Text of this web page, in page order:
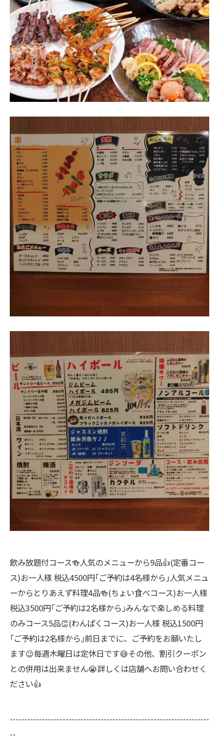
飲み放題付コース🍻人気のメニューから9品👍(定番コー
ス)お一人様 税込4500円｢ご予約は4名様から｣人気メニュ
ーからとりあえず料理4品🍻(ちょい食べコース)お一人様
税込3500円｢ご予約は2名様から｣みんなで楽しめる料理
のみコース5品👏(わんぱくコース)お一人様 税込1500円
｢ご予約は2名様から｣前日までに、ご予約をお願いたし
ます😉毎週木曜日は定休日です😅その他、割引クーポン
との併用は出来ません😭詳しくは店舗へお問い合わせく
ださい👍
--------------------------------------------------------------------
--